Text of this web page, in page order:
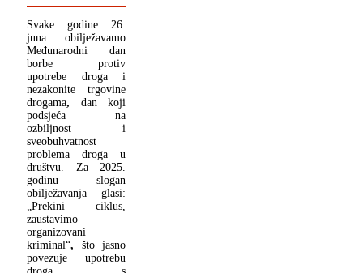
Svake godine 26.
juna obilježavamo
Međunarodni dan
borbe protiv
upotrebe droga i
nezakonite trgovine
drogama, dan koji
podsjeća na
ozbiljnost i
sveobuhvatnost
problema droga u
društvu. Za 2025.
godinu slogan
obilježavanja glasi:
„Prekini ciklus,
zaustavimo
organizovani
kriminal“, što jasno
povezuje upotrebu